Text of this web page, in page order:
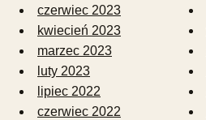
czerwiec 2023
kwiecień 2023
marzec 2023
luty 2023
lipiec 2022
czerwiec 2022